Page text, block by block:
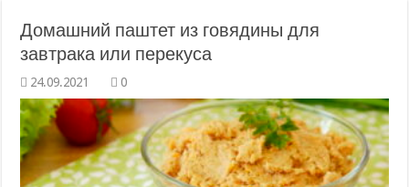
Домашний паштет из говядины для
завтрака или перекуса
0